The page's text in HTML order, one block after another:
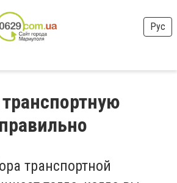
Рус
транспортной